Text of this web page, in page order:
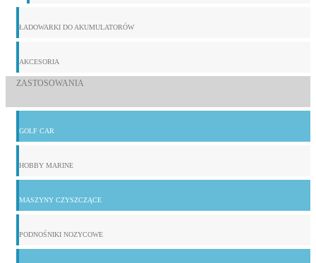
ŁADOWARKI DO AKUMULATORÓW
AKCESORIA
ZASTOSOWANIA
GOLF CAR
HOBBY MARINE
MASZYNY CZYSZCZĄCE
PODNOŚNIKI NOZYCOWE